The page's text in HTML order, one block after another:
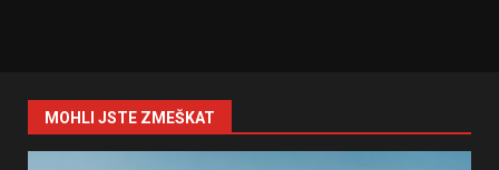
MOHLI JSTE ZMEŠKAT